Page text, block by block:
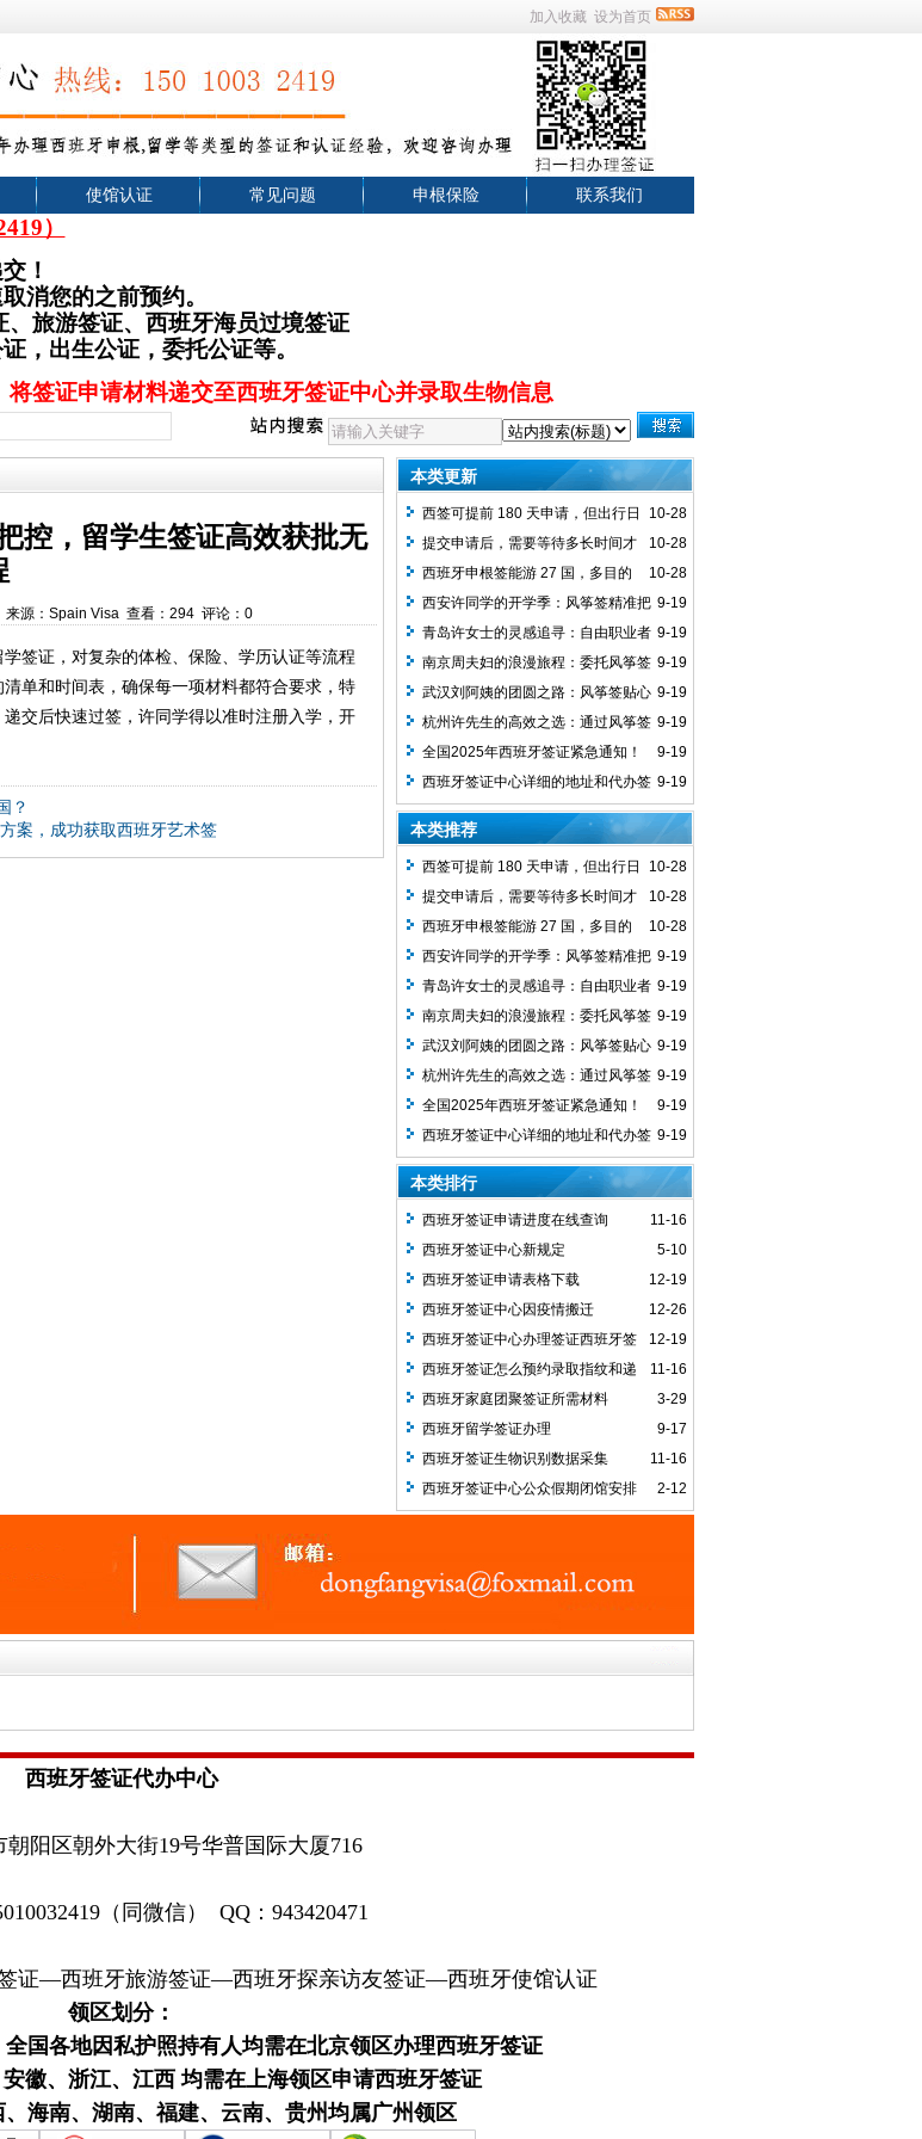
加入收藏 设为首页
使馆认证 常见问题 申根保险 联系我们
）
！
消您的之前预约。
、旅游签证、西班牙海员过境签证
，出生公证，委托公证等。
签证申请材料递交至西班牙签证中心并录取生物信息
控，留学生签证高效获批无
源：Spain Visa 查看：294 评论：0
签证，对复杂的体检、保险、学历认证等流程
单和时间表，确保每一项材料都符合要求，特
交后快速过签，许同学得以准时注册入学，开
？
案，成功获取西班牙艺术签
本类更新
10-28
西签可提前 180 天申请，但出行日
需距申请日 15 天以上？
10-28
提交申请后，需要等待多长时间才
能获得签证？
10-28
西班牙申根签能游 27 国，多目的
地时咋确定签发国？
9-19
西安许同学的开学季：风筝签精准把
控，留学生签证高效获批无忧启程
9-19
青岛许女士的灵感追寻：自由职业者
凭风筝签专业方案，成功获取西班牙艺术
签
9-19
南京周夫妇的浪漫旅程：委托风筝签
规划西葡十五日，银婚纪念之旅畅通无阻
9-19
武汉刘阿姨的团圆之路：风筝签贴心
指导，退休老人顺利获批探亲签证含饴弄
孙
9-19
杭州许先生的高效之选：通过风筝签
加急办理，5个工作日极速获签奔赴巴塞
罗那展会
9-19
全国2025年西班牙签证紧急通知！
请尽快查收！
9-19
西班牙签证中心详细的地址和代办签
证中介联系方式，可以咨询我们的客服工
作人员
本类推荐
10-28
西签可提前 180 天申请，但出行日
需距申请日 15 天以上？
10-28
提交申请后，需要等待多长时间才
能获得签证？
10-28
西班牙申根签能游 27 国，多目的
地时咋确定签发国？
9-19
西安许同学的开学季：风筝签精准把
控，留学生签证高效获批无忧启程
9-19
青岛许女士的灵感追寻：自由职业者
凭风筝签专业方案，成功获取西班牙艺术
签
9-19
南京周夫妇的浪漫旅程：委托风筝签
规划西葡十五日，银婚纪念之旅畅通无阻
9-19
武汉刘阿姨的团圆之路：风筝签贴心
指导，退休老人顺利获批探亲签证含饴弄
孙
9-19
杭州许先生的高效之选：通过风筝签
加急办理，5个工作日极速获签奔赴巴塞
罗那展会
9-19
全国2025年西班牙签证紧急通知！
请尽快查收！
9-19
西班牙签证中心详细的地址和代办签
证中介联系方式，可以咨询我们的客服工
作人员
本类排行
11-16
西班牙签证申请进度在线查询
5-10
西班牙签证中心新规定
12-19
西班牙签证申请表格下载
12-26
西班牙签证中心因疫情搬迁
12-19
西班牙签证中心办理签证西班牙签
证流程。
11-16
西班牙签证怎么预约录取指纹和递
交材料的时间呢？
3-29
西班牙家庭团聚签证所需材料
9-17
西班牙留学签证办理
11-16
西班牙签证生物识别数据采集
2-12
西班牙签证中心公众假期闭馆安排
西班牙签证代办中心
朝阳区朝外大街19号华普国际大厦716
（同微信） QQ：943420471
证—西班牙旅游签证—西班牙探亲访友签证—西班牙使馆认证
领区划分：
国各地因私护照持有人均需在北京领区办理西班牙签证
徽、浙江、江西 均需在上海领区申请西班牙签证
海南、湖南、福建、云南、贵州均属广州领区